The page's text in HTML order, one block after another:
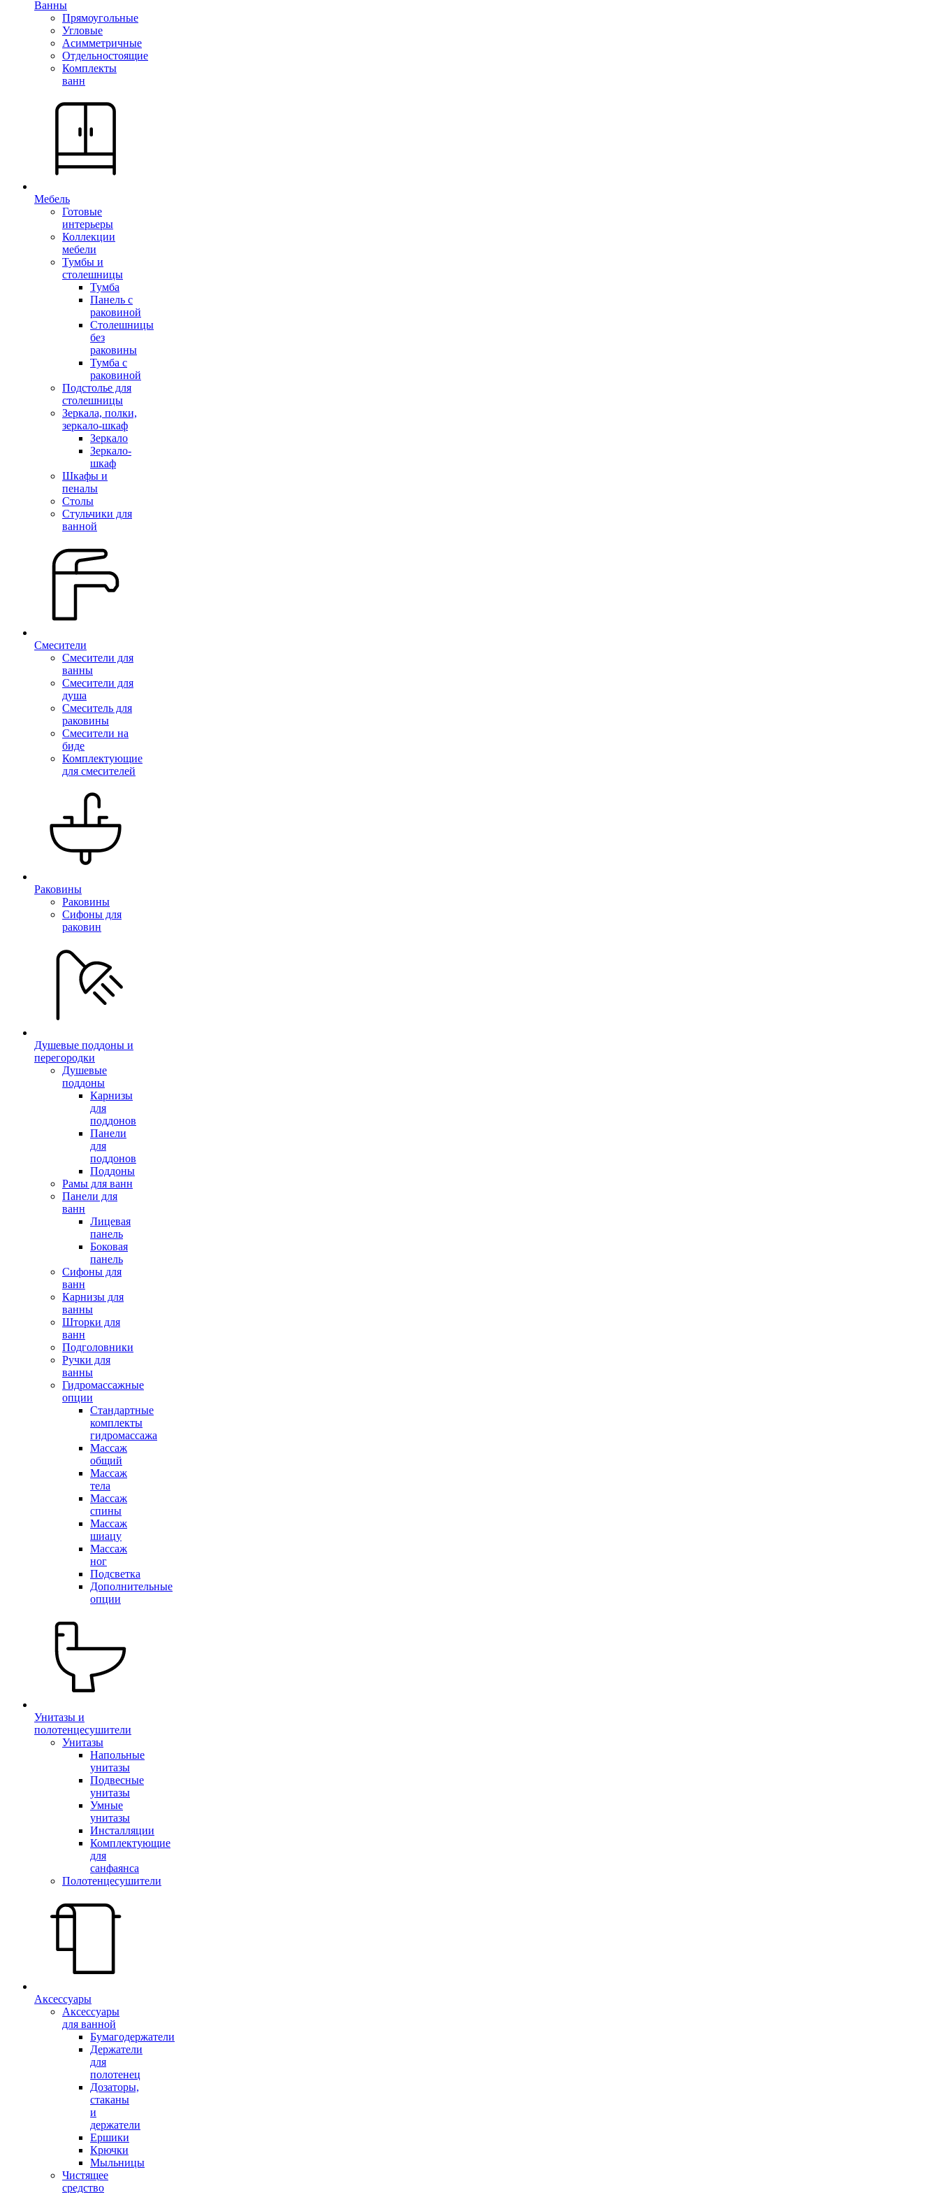
Ванны
Прямоугольные
Угловые
Асимметричные
Отдельностоящие
Комплекты
ванн
Мебель
Готовые
интерьеры
Коллекции
мебели
Тумбы и
столешницы
Тумба
Панель с
раковиной
Столешницы
без
раковины
Тумба с
раковиной
Подстолье для
столешницы
Зеркала, полки,
зеркало-шкаф
Зеркало
Зеркало-
шкаф
Шкафы и
пеналы
Столы
Стульчики для
ванной
Смесители
Смесители для
ванны
Смесители для
душа
Смеситель для
раковины
Смесители на
биде
Комплектующие
для смесителей
Раковины
Раковины
Сифоны для
раковин
Душевые поддоны и
перегородки
Душевые
поддоны
Карнизы
для
поддонов
Панели
для
поддонов
Поддоны
Рамы для ванн
Панели для
ванн
Лицевая
панель
Боковая
панель
Сифоны для
ванн
Карнизы для
ванны
Шторки для
ванн
Подголовники
Ручки для
ванны
Гидромассажные
опции
Стандартные
комплекты
гидромассажа
Массаж
общий
Массаж
тела
Массаж
спины
Массаж
шиацу
Массаж
ног
Подсветка
Дополнительные
опции
Унитазы и
полотенцесушители
Унитазы
Напольные
унитазы
Подвесные
унитазы
Умные
унитазы
Инсталляции
Комплектующие
для
санфаянса
Полотенцесушители
Аксессуары
Аксессуары
для ванной
Бумагодержатели
Держатели
для
полотенец
Дозаторы,
стаканы
и
держатели
Ершики
Крючки
Мыльницы
Чистящее
средство